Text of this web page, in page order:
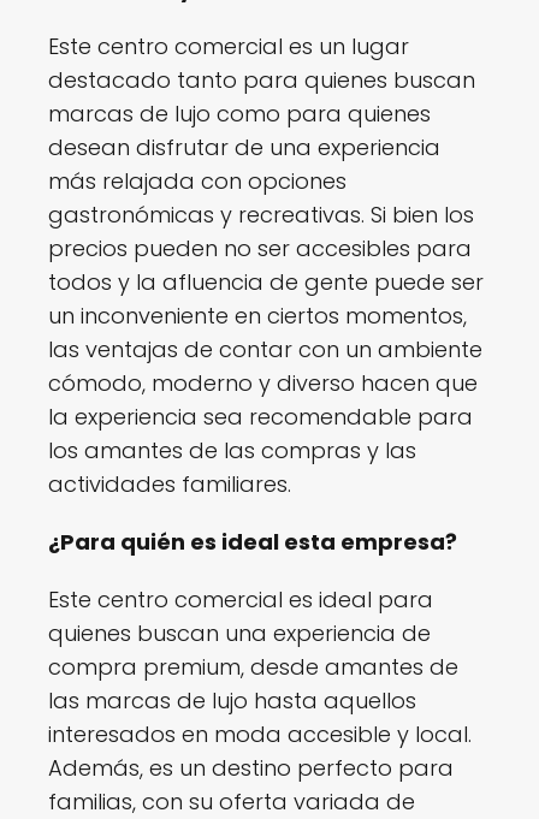
Este centro comercial es un lugar
destacado tanto para quienes buscan
marcas de lujo como para quienes
desean disfrutar de una experiencia
más relajada con opciones
gastronómicas y recreativas. Si bien los
precios pueden no ser accesibles para
todos y la afluencia de gente puede ser
un inconveniente en ciertos momentos,
las ventajas de contar con un ambiente
cómodo, moderno y diverso hacen que
la experiencia sea recomendable para
los amantes de las compras y las
actividades familiares.
¿Para quién es ideal esta empresa?
Este centro comercial es ideal para
quienes buscan una experiencia de
compra premium, desde amantes de
las marcas de lujo hasta aquellos
interesados en moda accesible y local.
Además, es un destino perfecto para
familias, con su oferta variada de